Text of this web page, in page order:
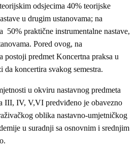
odsjecima 40% teorijske
u drugim ustanovama; na
50% praktične instrumentalne nastave,
Pored ovog, na
postoji predmet Koncertna praksa u
da koncertira svakog semestra.
u okviru nastavnog predmeta
III, IV, V,VI predviđeno je obavezno
oblika nastavno-umjetničkog
u suradnji sa osnovnim i srednjim